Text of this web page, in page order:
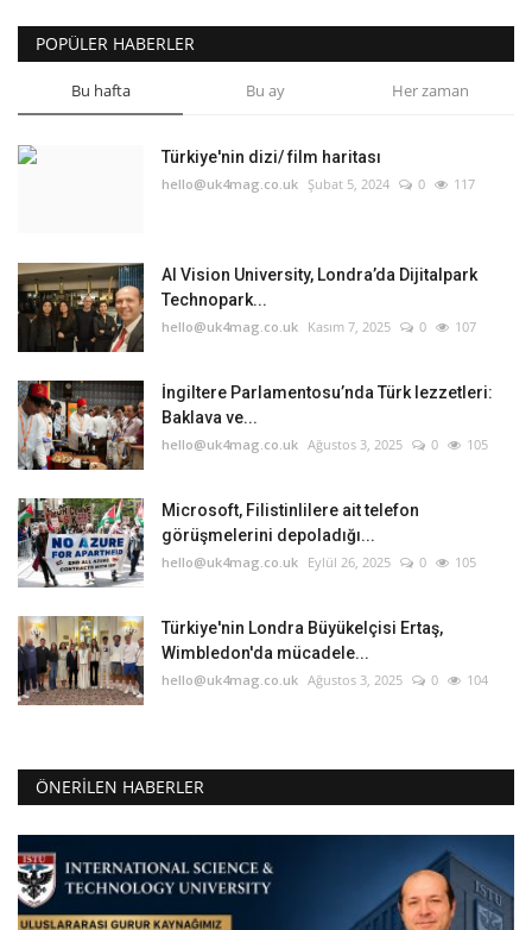
POPÜLER HABERLER
Bu hafta Bu ay Her zaman
Türkiye'nin dizi/ film haritası
hello@uk4mag.co.uk Şubat 5, 2024 0 117
AI Vision University, Londra’da Dijitalpark
Technopark...
hello@uk4mag.co.uk Kasım 7, 2025 0 107
İngiltere Parlamentosu’nda Türk lezzetleri:
Baklava ve...
hello@uk4mag.co.uk Ağustos 3, 2025 0 105
Microsoft, Filistinlilere ait telefon
görüşmelerini depoladığı...
hello@uk4mag.co.uk Eylül 26, 2025 0 105
Türkiye'nin Londra Büyükelçisi Ertaş,
Wimbledon'da mücadele...
hello@uk4mag.co.uk Ağustos 3, 2025 0 104
ÖNERILEN HABERLER